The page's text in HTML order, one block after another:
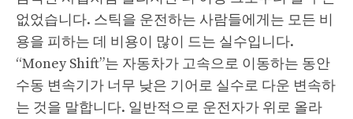
없었습니다. 스틱을 운전하는 사람들에게는 모든 비
용을 피하는 데 비용이 많이 드는 실수입니다.
“Money Shift”는 자동차가 고속으로 이동하는 동안
수동 변속기가 너무 낮은 기어로 실수로 다운 변속하
는 것을 말합니다. 일반적으로 운전자가 위로 올라